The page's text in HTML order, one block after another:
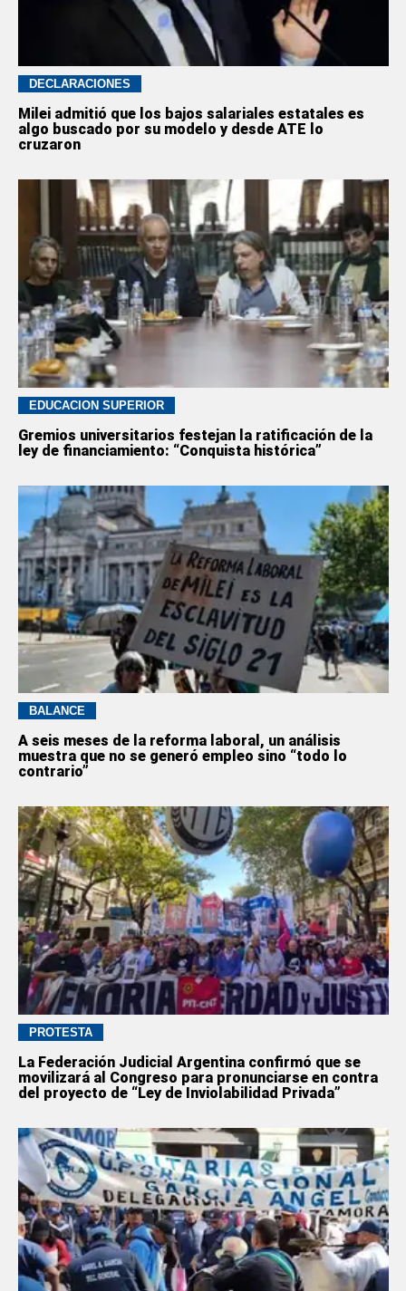
DECLARACIONES
Milei admitió que los bajos salariales estatales es
algo buscado por su modelo y desde ATE lo
cruzaron
EDUCACION SUPERIOR
Gremios universitarios festejan la ratificación de la
ley de financiamiento: “Conquista histórica”
BALANCE
A seis meses de la reforma laboral, un análisis
muestra que no se generó empleo sino “todo lo
contrario”
PROTESTA
La Federación Judicial Argentina confirmó que se
movilizará al Congreso para pronunciarse en contra
del proyecto de “Ley de Inviolabilidad Privada”